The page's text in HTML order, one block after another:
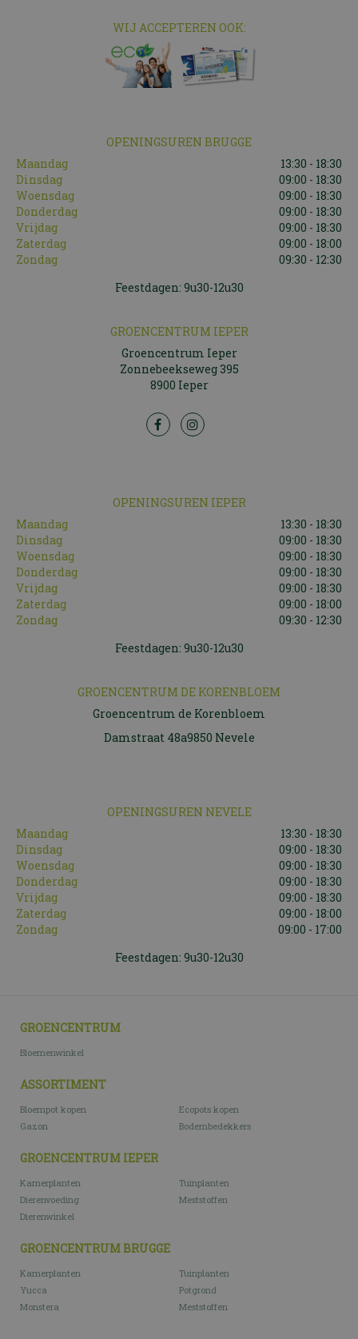
WIJ ACCEPTEREN OOK:
OPENINGSUREN BRUGGE
Maandag
13:30 - 18:30
Dinsdag
09:00 - 18:30
Woensdag
09:00 - 18:30
Donderdag
09:00 - 18:30
Vrijdag
09:00 - 18:30
Zaterdag
09:00 - 18:00
Zondag
09:30 - 12:30
Feestdagen: 9u30-12u30
GROENCENTRUM IEPER
Groencentrum Ieper
Zonnebeekseweg 395
8900 Ieper
OPENINGSUREN IEPER
Maandag
13:30 - 18:30
Dinsdag
09:00 - 18:30
Woensdag
09:00 - 18:30
Donderdag
09:00 - 18:30
Vrijdag
09:00 - 18:30
Zaterdag
09:00 - 18:00
Zondag
09:30 - 12:30
Feestdagen: 9u30-12u30
GROENCENTRUM DE KORENBLOEM
Groencentrum de Korenbloem
Damstraat 48a9850 Nevele
OPENINGSUREN NEVELE
Maandag
13:30 - 18:30
Dinsdag
09:00 - 18:30
Woensdag
09:00 - 18:30
Donderdag
09:00 - 18:30
Vrijdag
09:00 - 18:30
Zaterdag
09:00 - 18:00
Zondag
09:00 - 17:00
Feestdagen: 9u30-12u30
GROENCENTRUM
Bloemenwinkel
ASSORTIMENT
Bloempot kopen
Ecopots kopen
Gazon
Bodembedekkers
GROENCENTRUM IEPER
Kamerplanten
Tuinplanten
Dierenvoeding
Meststoffen
Dierenwinkel
GROENCENTRUM BRUGGE
Kamerplanten
Tuinplanten
Yucca
Potgrond
Monstera
Meststoffen